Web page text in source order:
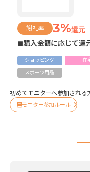
謝礼率 3%還元
◼購入金額に応じて還
ショッピング 在
スポーツ用品
初めてモニターへ参加される
モニター参加ルール